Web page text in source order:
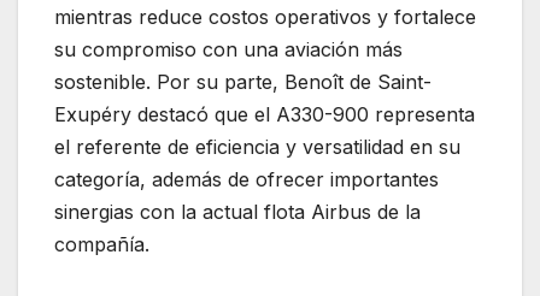
mientras reduce costos operativos y fortalece
su compromiso con una aviación más
sostenible. Por su parte, Benoît de Saint-
Exupéry destacó que el A330-900 representa
el referente de eficiencia y versatilidad en su
categoría, además de ofrecer importantes
sinergias con la actual flota Airbus de la
compañía.